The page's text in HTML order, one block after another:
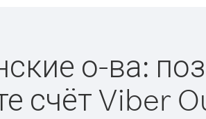
о-ва:
счёт Viber